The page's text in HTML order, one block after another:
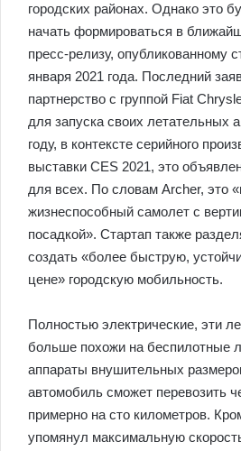
городских районах. Однако это
начать формироваться в
пресс-релизу, опубликованному
января 2021 года. Последний
партнерство с группой Fiat
для запуска своих летательных
году, в контексте серийного
выставки CES 2021, это
для всех. По словам Archer, это
жизнеспособный самолет с
посадкой». Стартап также
создать «более быструю,
цене» городскую мобильность.
Полностью электрические, эти
больше похожи на беспилотные
аппараты внушительных
автомобиль сможет перевозить
примерно на сто километров.
упомянул максимальную